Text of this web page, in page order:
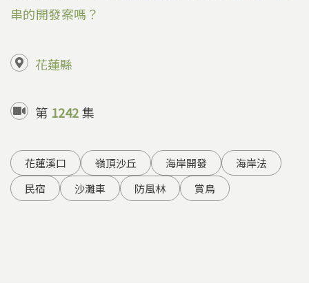
串的開發案嗎？
花蓮縣
第 1242集
花蓮溪口 嶺頂沙丘 海岸開發
海岸法
民宿
沙灘車 防風林 賞鳥